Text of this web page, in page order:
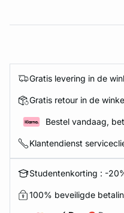
Gratis levering in de
Gratis retour in de
Bestel vandaag,
Klantendienst
Studentenkorting : -
100% beveiligde